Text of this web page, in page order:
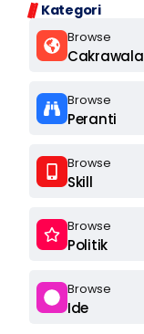
Kategori
Browse
Cakrawala
Browse
Peranti
Browse
Skill
Browse
Politik
Browse
Ide